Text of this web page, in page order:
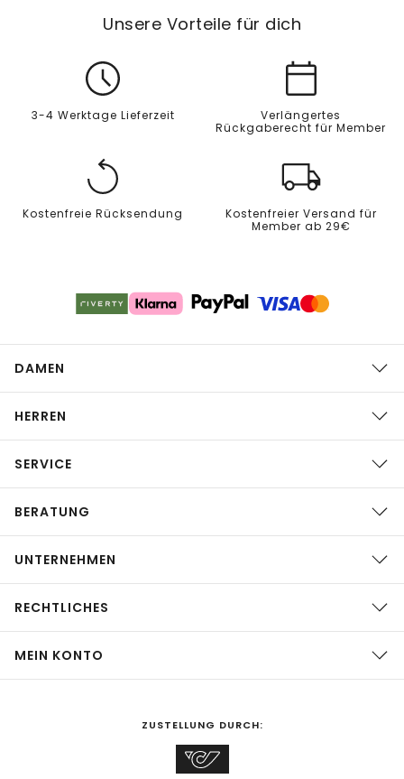
Unsere Vorteile für dich
3-4 Werktage Lieferzeit
Verlängertes
Rückgaberecht für Member
Kostenfreie Rücksendung
Kostenfreier Versand für
Member ab 29€
DAMEN
HERREN
SERVICE
BERATUNG
UNTERNEHMEN
RECHTLICHES
MEIN KONTO
ZUSTELLUNG DURCH: